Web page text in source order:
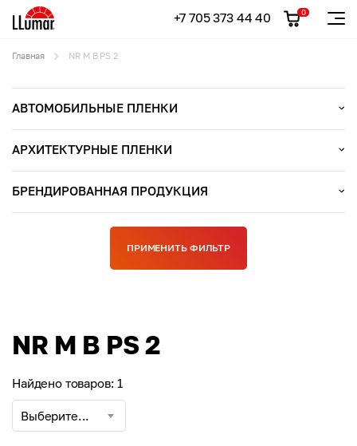
+7 705 373 44 40 0
Главная NR M B PS 2
АВТОМОБИЛЬНЫЕ ПЛЕНКИ
АРХИТЕКТУРНЫЕ ПЛЕНКИ
БРЕНДИРОВАННАЯ ПРОДУКЦИЯ
ПРИМЕНИТЬ ФИЛЬТР
NR M B PS 2
Найдено товаров: 1
Выберите...